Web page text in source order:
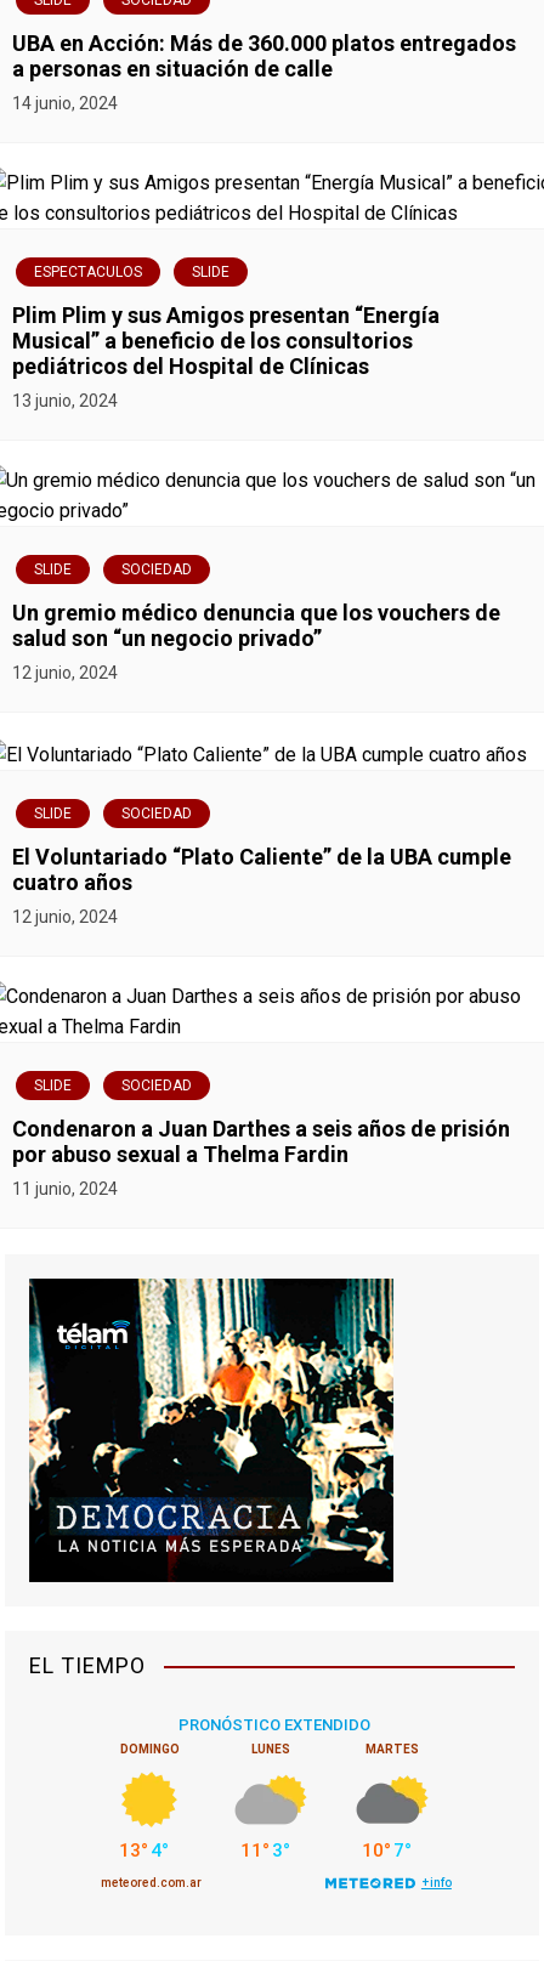
ó
n
e
n
t
r
d
a
s
UBA en Acción: Más de 360.000 platos entregados
a personas en situación de calle
14 junio, 2024
ESPECTACULOS SLIDE
Plim Plim y sus Amigos presentan “Energía
Musical” a beneficio de los consultorios
pediátricos del Hospital de Clínicas
13 junio, 2024
SLIDE SOCIEDAD
Un gremio médico denuncia que los vouchers de
salud son “un negocio privado”
12 junio, 2024
SLIDE SOCIEDAD
El Voluntariado “Plato Caliente” de la UBA cumple
cuatro años
12 junio, 2024
SLIDE SOCIEDAD
Condenaron a Juan Darthes a seis años de prisión
por abuso sexual a Thelma Fardin
11 junio, 2024
EL TIEMPO